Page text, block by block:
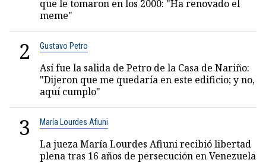
que le tomaron en los 2000: "Ha renovado el
meme"
2 Gustavo Petro
Así fue la salida de Petro de la Casa de Nariño:
"Dijeron que me quedaría en este edificio; y no,
aquí cumplo"
3 María Lourdes Afiuni
La jueza María Lourdes Afiuni recibió libertad
plena tras 16 años de persecución en Venezuela